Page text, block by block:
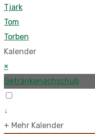
Tjark
Tom
Torben
Kalender
×
Getränkenachschub
↓
+ Mehr Kalender